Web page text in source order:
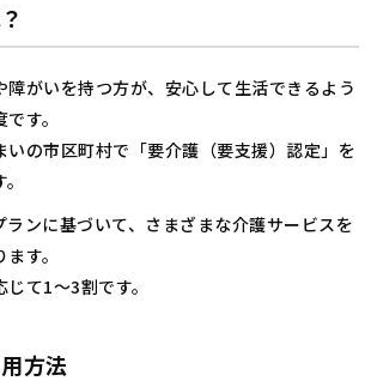
がいを持つ方が、安心して生活できるよう
す。
いの市区町村で「要介護（要支援）認定」を
ランに基づいて、さまざまな介護サービスを
す。
て1～3割です。
方法